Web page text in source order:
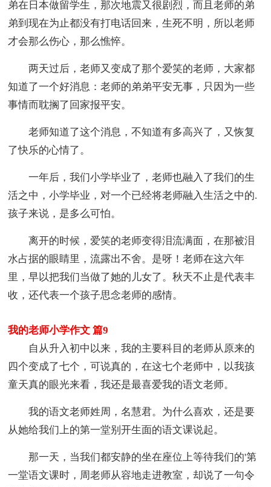
弟在日本做留学生，那次地震又很剧烈，而且老师的弟
弟到现在为止都没有打电话回来，生死不明，所以老师
才会那么伤心，那么憔悴。
两天过后，老师又变成了那个爱笑的老师，大家都
知道了一个好消息：老师的弟弟平安无事，只因为一些
事情而耽搁了回家报平安。
老师知道了这个消息，不知道有多高兴了，又恢复
了快乐的心情了。
一年后，我们小学毕业了，老师也融入了我们的生
活之中，小学毕业，对一个已经将老师融入生活之中的.
孩子来说，是多么可怕。
离开的时候，爱笑的老师变得泪流满面，在那被泪
水占据的眼睛里，流露出不舍。是呀！老师在这六年
里，早以把我们当做了她的儿女了。秋天不止是代表丰
收，还代表一个孩子思念老师的感情。
我的老师小学作文 篇9
自从升入初中以来，我的主要科目的老师从原来的
四个变成了七个，可说真的，在这七个老师中，以我孩
童天真的眼光来看，我还是最喜爱我的语文老师。
我的语文老师姓周，名慧君。为什么喜欢，还是要
从她给我们上的第一堂别开生面的语文课说起。
那一天，当我们都安静的坐在座位上等待我们的'第
一堂语文课时，周老师从容地走进教室，却说了一句令